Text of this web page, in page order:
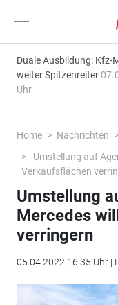
Duale Ausbildung: Kfz-
weiter Spitzenreiter
Uhr
Home Nachrichten
Umstellung auf
Verkaufsflächen
Umstellung
Mercedes
verringern
05.04.2022 16:35 Uhr |